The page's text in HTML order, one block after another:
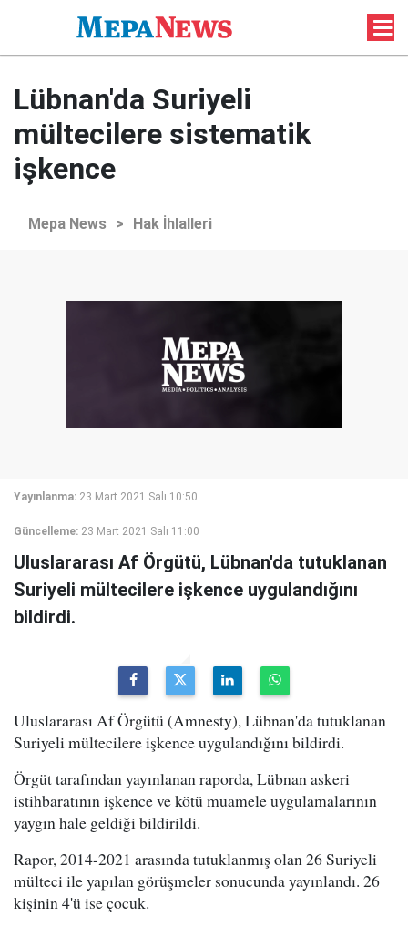
Lübnan'da Suriyeli
mültecilere sistematik
işkence
Mepa News > Hak İhlalleri
Yayınlanma: 23 Mart 2021 Salı 10:50
Güncelleme: 23 Mart 2021 Salı 11:00
Uluslararası Af Örgütü, Lübnan'da tutuklanan
Suriyeli mültecilere işkence uygulandığını
bildirdi.
Uluslararası Af Örgütü (Amnesty), Lübnan'da tutuklanan
Suriyeli mültecilere işkence uygulandığını bildirdi.
Örgüt tarafından yayınlanan raporda, Lübnan askeri
istihbaratının işkence ve kötü muamele uygulamalarının
yaygın hale geldiği bildirildi.
Rapor, 2014-2021 arasında tutuklanmış olan 26 Suriyeli
mülteci ile yapılan görüşmeler sonucunda yayınlandı. 26
kişinin 4'ü ise çocuk.